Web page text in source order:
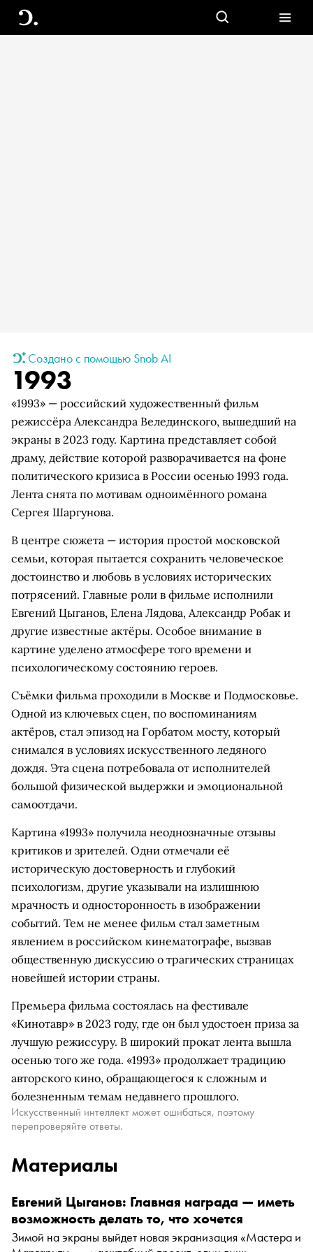
Создано с помощью Snob AI
1993
«1993» — российский художественный фильм
режиссёра Александра Велединского, вышедший на
экраны в 2023 году. Картина представляет собой
драму, действие которой разворачивается на фоне
политического кризиса в России осенью 1993 года.
Лента снята по мотивам одноимённого романа
Сергея Шаргунова.
В центре сюжета — история простой московской
семьи, которая пытается сохранить человеческое
достоинство и любовь в условиях исторических
потрясений. Главные роли в фильме исполнили
Евгений Цыганов, Елена Лядова, Александр Робак и
другие известные актёры. Особое внимание в
картине уделено атмосфере того времени и
психологическому состоянию героев.
Съёмки фильма проходили в Москве и Подмосковье.
Одной из ключевых сцен, по воспоминаниям
актёров, стал эпизод на Горбатом мосту, который
снимался в условиях искусственного ледяного
дождя. Эта сцена потребовала от исполнителей
большой физической выдержки и эмоциональной
самоотдачи.
Картина «1993» получила неоднозначные отзывы
критиков и зрителей. Одни отмечали её
историческую достоверность и глубокий
психологизм, другие указывали на излишнюю
мрачность и односторонность в изображении
событий. Тем не менее фильм стал заметным
явлением в российском кинематографе, вызвав
общественную дискуссию о трагических страницах
новейшей истории страны.
Премьера фильма состоялась на фестивале
«Кинотавр» в 2023 году, где он был удостоен приза за
лучшую режиссуру. В широкий прокат лента вышла
осенью того же года. «1993» продолжает традицию
авторского кино, обращающегося к сложным и
болезненным темам недавнего прошлого.
Искусственный интеллект может ошибаться, поэтому
перепроверяйте ответы.
Материалы
Евгений Цыганов: Главная награда — иметь
возможность делать то, что хочется
Зимой на экраны выйдет новая экранизация «Мастера и